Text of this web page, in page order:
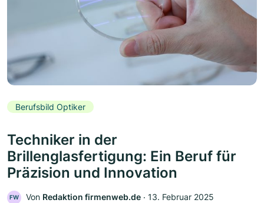
Berufsbild Optiker
Techniker in der
Brillenglasfertigung: Ein Beruf für
Präzision und Innovation
FW Von Redaktion firmenweb.de ‧ 13. Februar 2025